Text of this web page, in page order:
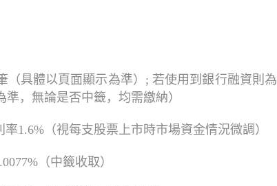
（具體以頁面顯示為準）; 若使用到銀行融資則為
，無論是否中籤，均需繳納）
1.6%（視每支股票上市時市場資金情況微調）
（中籤收取）